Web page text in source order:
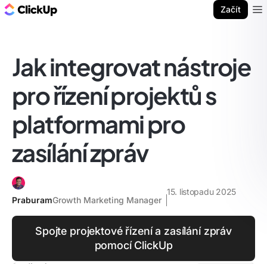
Začít
Jak integrovat nástroje
pro řízení projektů s
platformami pro
zasílání zpráv
PraburamGrowth Marketing Manager
15. listopadu 2025
Spojte projektové řízení a zasílání zpráv
pomocí ClickUp